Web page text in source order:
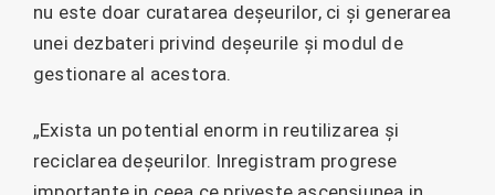
nu este doar curatarea deșeurilor, ci și generarea
unei dezbateri privind deșeurile și modul de
gestionare al acestora.
„Exista un potential enorm in reutilizarea și
reciclarea deșeurilor. Inregistram progrese